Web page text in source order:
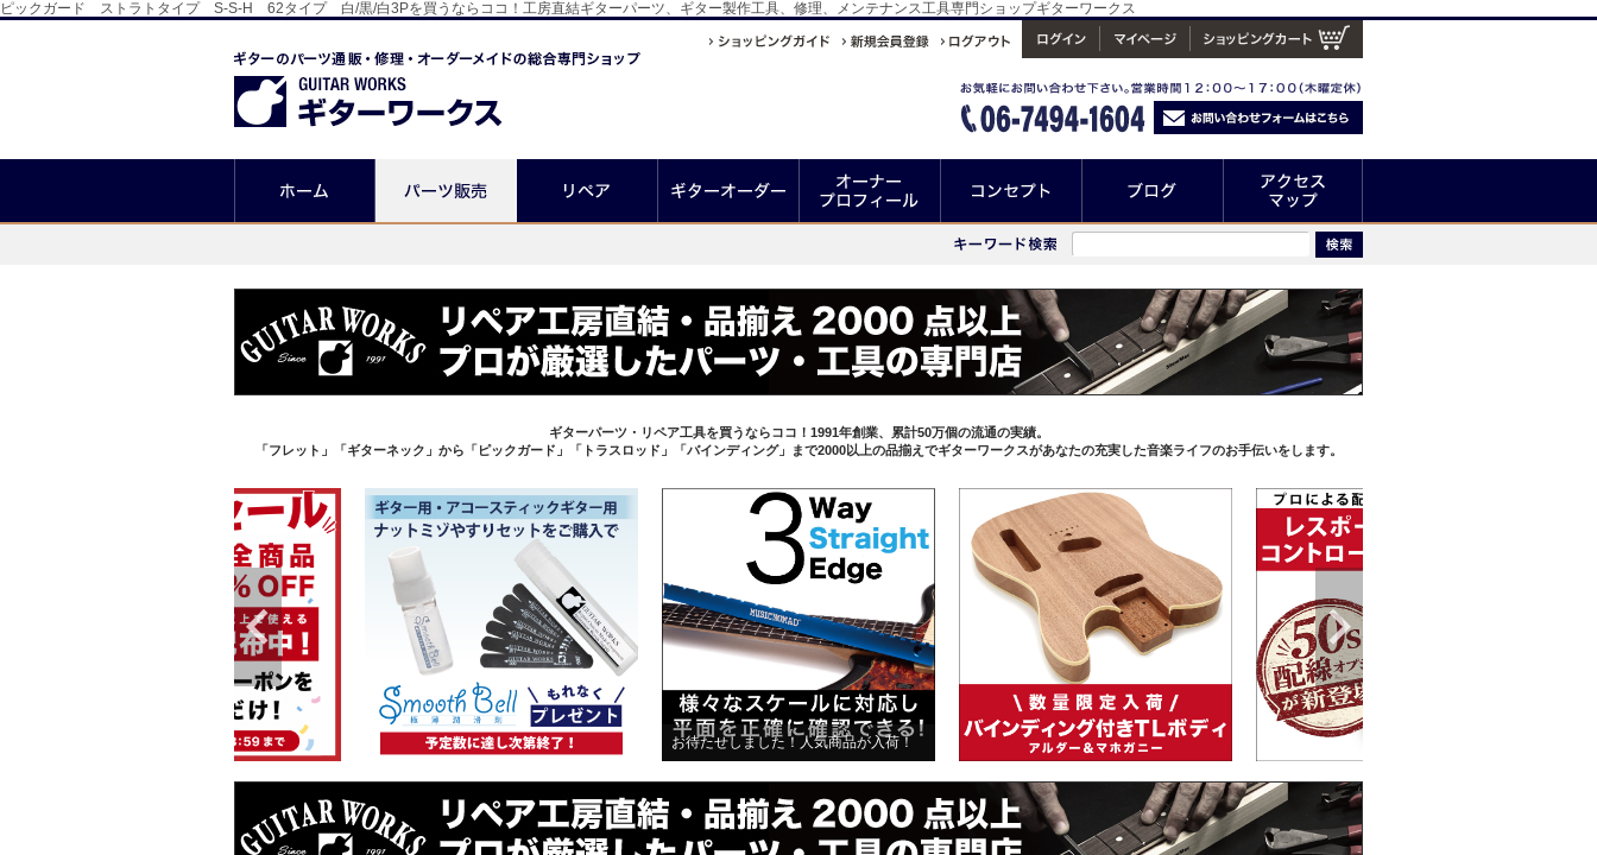
ピックガード ストラトタイプ S-S-H 62タイプ 白/黒/白3Pを買うならココ！工房直結ギターパーツ、ギター製作工具、修理、メンテナンス工具専門ショップギターワークス
ギターパーツ・リペア工具を買うならココ！1991年創業、累計50万個の流通の実績。
「フレット」「ギターネック」から「ピックガード」「トラスロッド」「バインディング」まで2000以上の品揃えでギターワークスがあなたの充実した音楽ライフのお手伝いをします。
お待たせしました！人気商品が入荷！